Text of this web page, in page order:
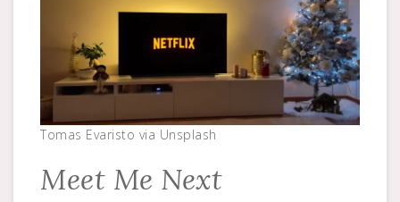
Tomas Evaristo via Unsplash
Meet Me Next